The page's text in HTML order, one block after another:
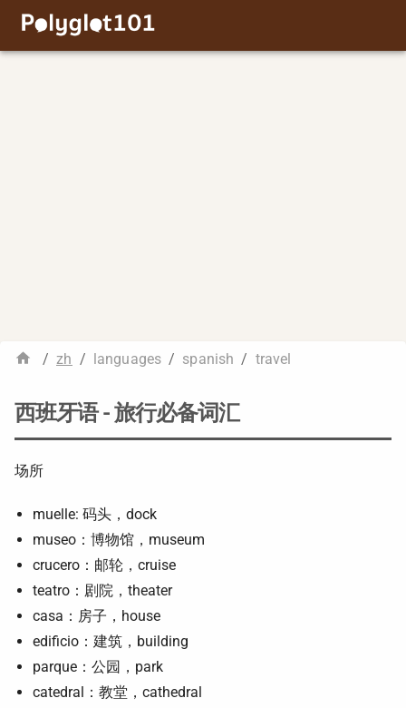
/ zh / languages / spanish / travel
西班牙语 - 旅行必备词汇
场所
muelle: 码头，dock
museo：博物馆，museum
crucero：邮轮，cruise
teatro：剧院，theater
casa：房子，house
edificio：建筑，building
parque：公园，park
catedral：教堂，cathedral